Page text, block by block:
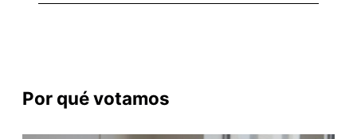
Por qué votamos